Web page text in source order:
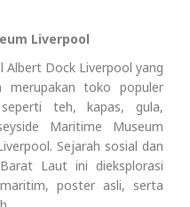
Liverpool
Albert Dock Liverpool yang
merupakan toko populer
teh, kapas, gula,
Maritime Museum
Sejarah sosial dan
Laut ini dieksplorasi
poster asli, serta